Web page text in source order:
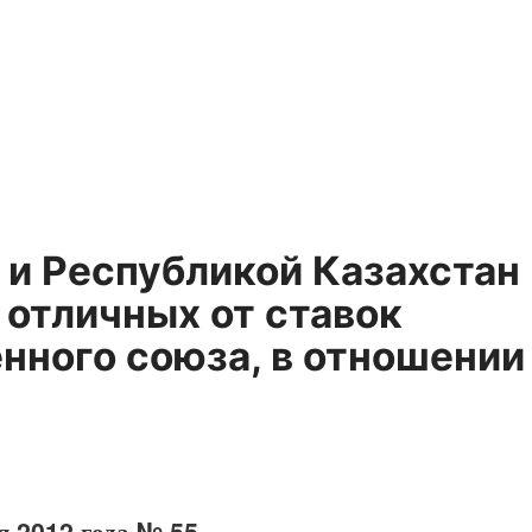
Республикой Казахстан
от ставок
союза, в отношении